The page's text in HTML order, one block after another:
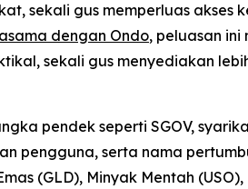
sekali gus memperluas
dengan Ondo, peluasan
sekali gus menyediakan
pendek seperti SGOV,
pengguna, serta nama
(GLD), Minyak Mentah